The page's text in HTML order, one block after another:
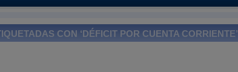
CON ‘DÉFICIT POR CUENTA CORRIENTE’